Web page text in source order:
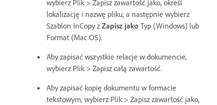
wybierz Plik > Zapisz zawartość jako, określ
lokalizację i nazwę pliku, a następnie wybierz
Szablon InCopy z Zapisz jako Typ (Windows) lub
Format (Mac OS).
Aby zapisać wszystkie relacje w dokumencie,
wybierz Plik > Zapisz całą zawartość.
Aby zapisać kopię dokumentu w formacie
tekstowym, wybierz Plik > Zapisz zawartość jako,